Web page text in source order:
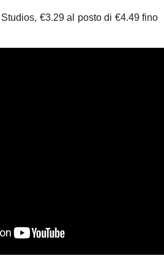
€3.29 al posto di €4.49 fino